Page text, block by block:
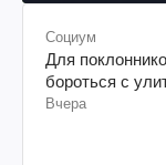
Социум
Для
бороться с
Вчера